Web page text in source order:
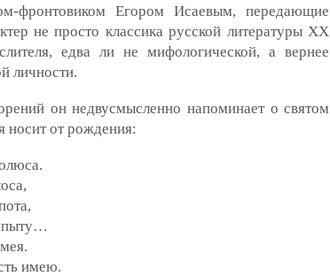
фронтовиком Егором Исаевым, передающие
не просто классика русской литературы XX
едва ли не мифологической, а вернее
личности.
он недвусмысленно напоминает о святом
носит от рождения:
имею.